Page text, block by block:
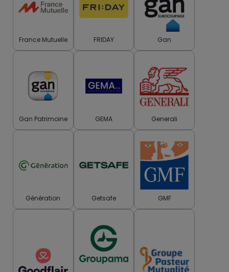
France Mutuelle FRIDAY Gan
Gan Patrimoine GEMA Generali
Génération Getsafe GMF